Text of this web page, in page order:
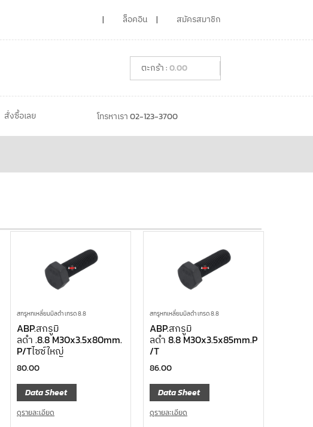
ล็อคอิน สมัครสมาชิก
0.00
สั่งซื้อเลย โทรหาเรา 02-123-3700
สกรูหกเหลี่ยมมิลดำ เกรด 8.8
ABP.สกรูมิ
ลดำ .8.8 M30x3.5x80mm.
P/Tไซซ์ใหญ่
80.00
Data Sheet
ดูรายละเอียด
สกรูหกเหลี่ยมมิลดำ เกรด 8.8
ABP.สกรูมิ
ลดำ 8.8 M30x3.5x85mm.P
/T
86.00
Data Sheet
ดูรายละเอียด